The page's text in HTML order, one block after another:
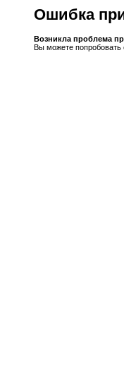
Ошибка
Возникла проблема
Вы можете попробовать